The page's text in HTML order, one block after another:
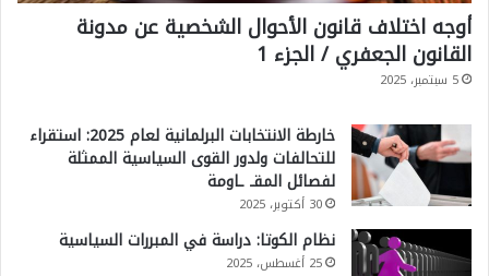
و
ي
أوجه اختلاف قانون الأحوال الشخصية عن مدونة
القانون الجعفري / الجزء 1
5 سبتمبر، 2025
خارطة الانتخابات البرلمانية لعام 2025: استقراء
للتحالفات ولدور القوى السياسية الممثلة
لفصائل المقـ ـاومة
30 أكتوبر، 2025
نظام الكوتا: دراسة في المبررات السياسية
25 أغسطس، 2025